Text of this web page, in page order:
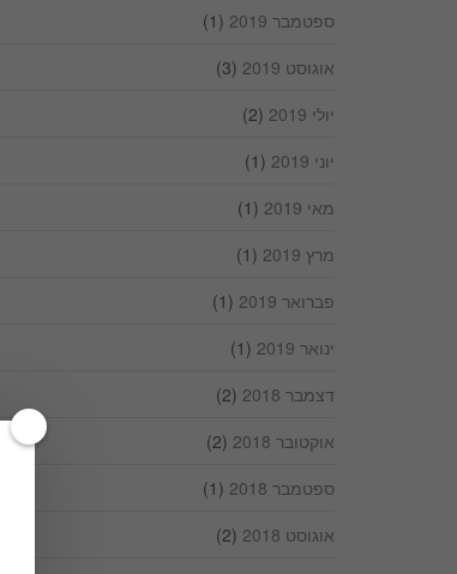
ספטמבר 2019
(1)
אוגוסט 2019
(3)
יולי 2019
(2)
יוני 2019
(1)
מאי 2019
(1)
מרץ 2019
(1)
פברואר 2019
(1)
ינואר 2019
(1)
דצמבר 2018
(2)
אוקטובר 2018
(2)
ספטמבר 2018
(1)
אוגוסט 2018
(2)